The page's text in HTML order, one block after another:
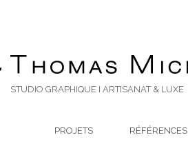
STUDIO GRAPHIQUE I ARTISANAT & LUXE
PROJETS RÉFÉRENCES